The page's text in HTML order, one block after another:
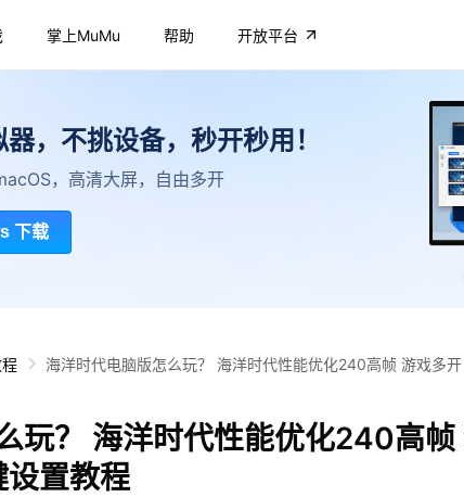
掌上MuMu 帮助 开放平台
，不挑设备，秒开秒用！
，高清大屏，自由多开
下载
海洋时代电脑版怎么玩？ 海洋时代性能优化240高帧 游戏多
玩？ 海洋时代性能优化240高帧
设置教程